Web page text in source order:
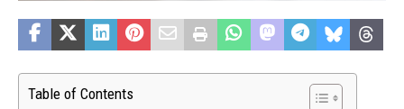
Table of Contents